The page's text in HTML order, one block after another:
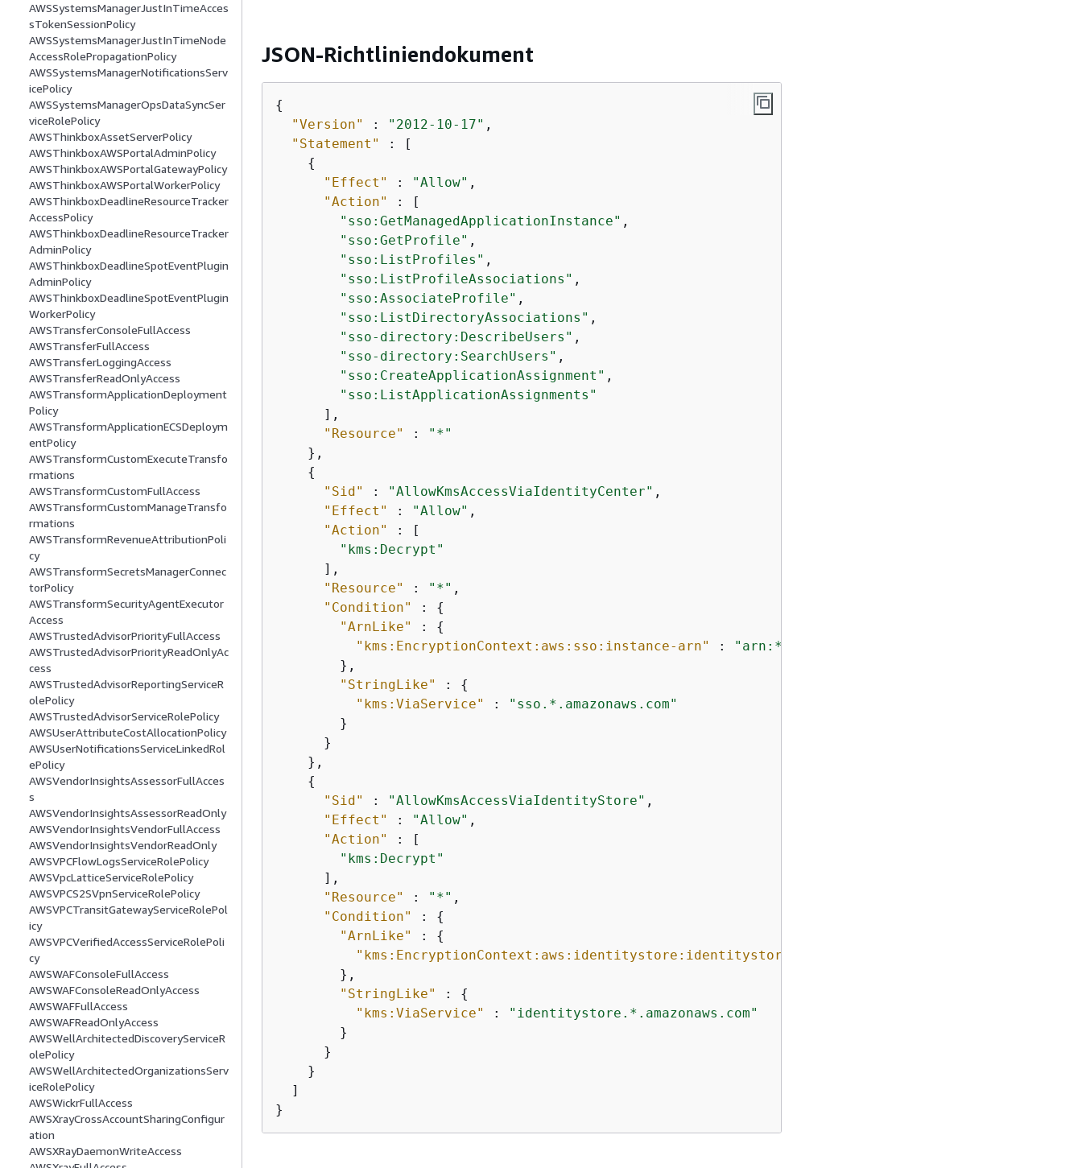
AWSSystemsManagerJustInTimeAcces
sTokenSessionPolicy
AWSSystemsManagerJustInTimeNode
AccessRolePropagationPolicy
AWSSystemsManagerNotificationsServ
icePolicy
AWSSystemsManagerOpsDataSyncSer
viceRolePolicy
AWSThinkboxAssetServerPolicy
AWSThinkboxAWSPortalAdminPolicy
AWSThinkboxAWSPortalGatewayPolicy
AWSThinkboxAWSPortalWorkerPolicy
AWSThinkboxDeadlineResourceTracker
AccessPolicy
AWSThinkboxDeadlineResourceTracker
AdminPolicy
AWSThinkboxDeadlineSpotEventPlugin
AdminPolicy
AWSThinkboxDeadlineSpotEventPlugin
WorkerPolicy
AWSTransferConsoleFullAccess
AWSTransferFullAccess
AWSTransferLoggingAccess
AWSTransferReadOnlyAccess
AWSTransformApplicationDeployment
Policy
AWSTransformApplicationECSDeploym
entPolicy
AWSTransformCustomExecuteTransfo
rmations
AWSTransformCustomFullAccess
AWSTransformCustomManageTransfo
rmations
AWSTransformRevenueAttributionPoli
cy
AWSTransformSecretsManagerConnec
torPolicy
AWSTransformSecurityAgentExecutor
Access
AWSTrustedAdvisorPriorityFullAccess
AWSTrustedAdvisorPriorityReadOnlyAc
cess
AWSTrustedAdvisorReportingServiceR
olePolicy
AWSTrustedAdvisorServiceRolePolicy
AWSUserAttributeCostAllocationPolicy
AWSUserNotificationsServiceLinkedRol
ePolicy
AWSVendorInsightsAssessorFullAcces
s
AWSVendorInsightsAssessorReadOnly
AWSVendorInsightsVendorFullAccess
AWSVendorInsightsVendorReadOnly
AWSVPCFlowLogsServiceRolePolicy
AWSVpcLatticeServiceRolePolicy
AWSVPCS2SVpnServiceRolePolicy
AWSVPCTransitGatewayServiceRolePol
icy
AWSVPCVerifiedAccessServiceRolePoli
cy
AWSWAFConsoleFullAccess
AWSWAFConsoleReadOnlyAccess
AWSWAFFullAccess
AWSWAFReadOnlyAccess
AWSWellArchitectedDiscoveryServiceR
olePolicy
AWSWellArchitectedOrganizationsServ
iceRolePolicy
AWSWickrFullAccess
AWSXrayCrossAccountSharingConfigur
ation
AWSXRayDaemonWriteAccess
JSON-Richtliniendokument
{
"Version"
: "2012-10-17" ,
"Statement"
: [
{
"Effect"
: "Allow" ,
"Action"
: [
"sso:GetManagedApplicationInstance" ,
"sso:GetProfile" ,
"sso:ListProfiles" ,
"sso:ListProfileAssociations" ,
"sso:AssociateProfile" ,
"sso:ListDirectoryAssociations" ,
"sso-directory:DescribeUsers" ,
"sso-directory:SearchUsers" ,
"sso:CreateApplicationAssignment" ,
"sso:ListApplicationAssignments"
      ],
"Resource"
:
"*"
    },
{
"Sid"
: "AllowKmsAccessViaIdentityCenter" ,
"Effect"
: "Allow" ,
"Action"
: [
"kms:Decrypt"
      ],
"Resource"
: "*" ,
"Condition"
: {
"ArnLike"
: {
"kms:EncryptionContext:aws:sso:instance-arn"
:
"arn:*:sso:::instance/*"
        },
"StringLike"
: {
"kms:ViaService"
:
"sso.*.amazonaws.com"
        }
      }
    },
{
"Sid"
: "AllowKmsAccessViaIdentityStore" ,
"Effect"
: "Allow" ,
"Action"
: [
"kms:Decrypt"
      ],
"Resource"
: "*" ,
"Condition"
: {
"ArnLike"
: {
"kms:EncryptionContext:aws:identitystore:identitystore-arn"
        },
"StringLike"
: {
"kms:ViaService"
:
"identitystore.*.amazonaws.com"
        }
      }
    }
  ]
}